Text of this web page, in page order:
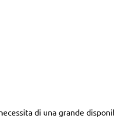
di una grande